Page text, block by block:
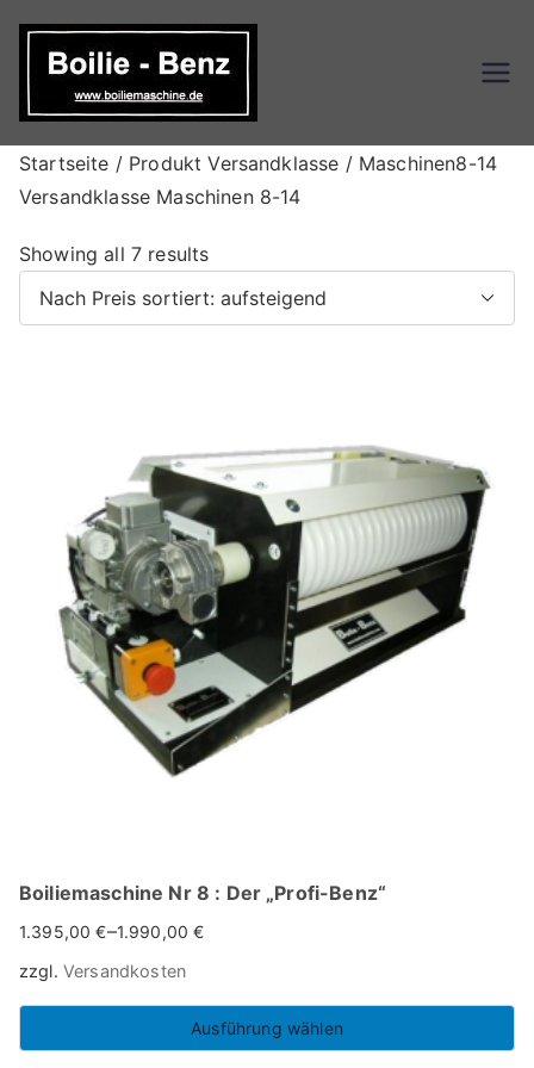
Inhalt
springen
Benz – DE
Startseite / Produkt Versandklasse / Maschinen8-14
Versandklasse Maschinen 8-14
Showing all 7 resultsS
r
b
y
p
r
i
c
e
:
l
o
h
Boiliemaschine Nr 8 : Der „Profi-Benz“
1.395,00€–1.990,00€
zzgl. Versandkosten
Ausführung wählen